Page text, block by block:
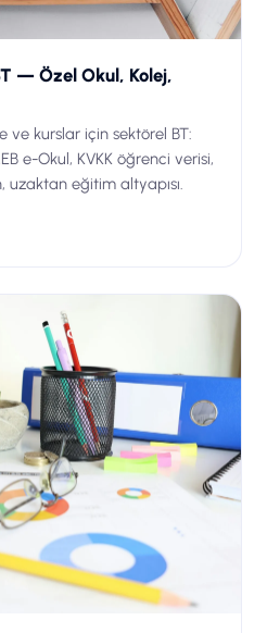
— Özel Okul, Kolej,
ve kurslar için sektörel BT:
e-Okul, KVKK öğrenci verisi,
eğitim altyapısı.